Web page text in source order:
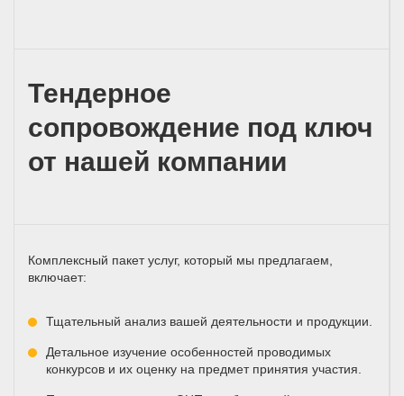
Тендерное
сопровождение под ключ
от нашей компании
Комплексный пакет услуг, который мы предлагаем,
включает:
Тщательный анализ вашей деятельности и продукции.
Детальное изучение особенностей проводимых
конкурсов и их оценку на предмет принятия участия.